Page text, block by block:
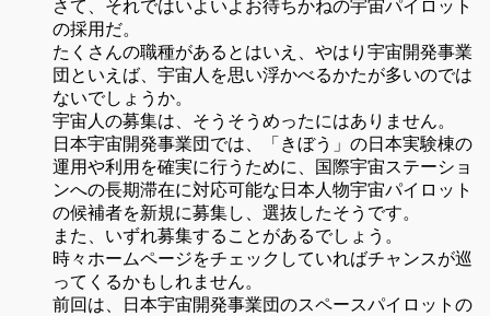
さて、それではいよいよお待ちかねの宇宙パイロット
の採用だ。
たくさんの職種があるとはいえ、やはり宇宙開発事業
団といえば、宇宙人を思い浮かべるかたが多いのでは
ないでしょうか。
宇宙人の募集は、そうそうめったにはありません。
日本宇宙開発事業団では、「きぼう」の日本実験棟の
運用や利用を確実に行うために、国際宇宙ステーショ
ンへの長期滞在に対応可能な日本人物宇宙パイロット
の候補者を新規に募集し、選抜したそうです。
また、いずれ募集することがあるでしょう。
時々ホームページをチェックしていればチャンスが巡
ってくるかもしれません。
前回は、日本宇宙開発事業団のスペースパイロットの